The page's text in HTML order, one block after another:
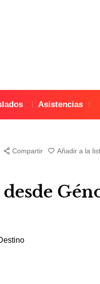
Asistencias
Compartir Añadir a la